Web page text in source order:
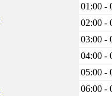
01:00 -
02:00 -
03:00 -
04:00 -
05:00 -
06:00 -